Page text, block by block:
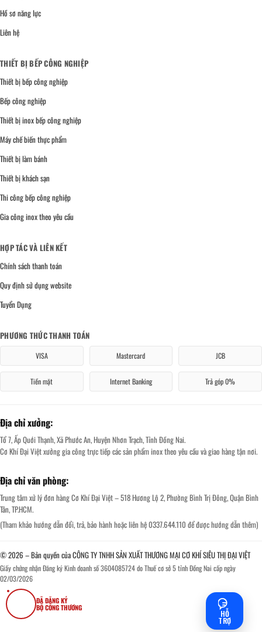
Hồ sơ năng lực
Liên hệ
THIẾT BỊ BẾP CÔNG NGHIỆP
Thiết bị bếp công nghiệp
Bếp công nghiệp
Thiết bị inox bếp công nghiệp
Máy chế biến thực phẩm
Thiết bị làm bánh
Thiết bị khách sạn
Thi công bếp công nghiệp
Gia công inox theo yêu cầu
HỢP TÁC VÀ LIÊN KẾT
Chính sách thanh toán
Quy định sử dụng website
Tuyển Dụng
PHƯƠNG THỨC THANH TOÁN
VISA Mastercard JCB
Tiền mặt Internet Banking Trả góp 0%
Địa chỉ xưởng:
Tổ 7, Ấp Quới Thạnh, Xã Phước An, Huyện Nhơn Trạch, Tỉnh Đồng Nai.
Cơ Khí Đại Việt xưởng gia công trực tiếp các sản phẩm inox theo yêu cầu và giao hàng tận nơi.
Địa chỉ văn phòng:
Trung tâm xử lý đơn hàng Cơ Khí Đại Việt – 518 Hương Lộ 2, Phường Bình Trị Đông, Quận Bình
Tân, TP.HCM.
(Tham khảo hướng dẫn đổi, trả, bảo hành hoặc liên hệ 0337.644.110 để được hướng dẫn thêm)
© 2026 – Bản quyền của CÔNG TY TNHH SẢN XUẤT THƯƠNG MẠI CƠ KHÍ SIÊU THỊ ĐẠI VIỆT
Giấy chứng nhận Đăng ký Kinh doanh số 3604085724 do Thuế cơ sở 5 tỉnh Đồng Nai cấp ngày
02/03/2026
ĐÃ ĐĂNG KÝ
BỘ CÔNG THƯƠNG
HỖ
TRỢ